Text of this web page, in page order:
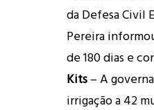
da Defesa Civil
Pereira
de 180 dias e
Kits– A
irrigação a 42